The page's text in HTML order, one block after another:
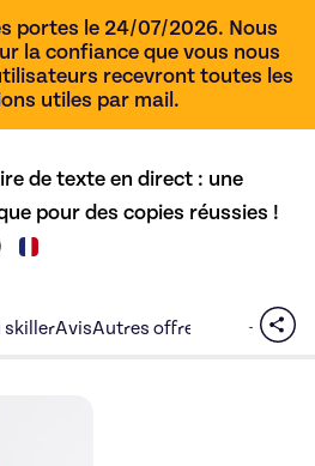
portes le 24/07/2026. Nous
la confiance que vous nous
recevront toutes les
utiles par mail.
de texte en direct : une
pour des copies réussies !
skillerAvisAutres offres du skiller